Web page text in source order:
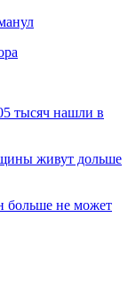
тысяч нашли в
живут дольше
больше не может